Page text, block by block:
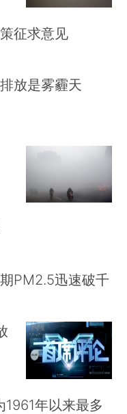
征求意见
放是雾霾天
PM2.5迅速破千
年以来最多